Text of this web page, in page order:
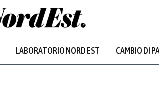
LABORATORIO NORD EST CAMBIO DI
Prevalentemente